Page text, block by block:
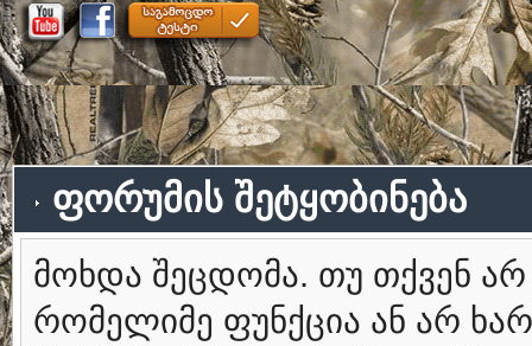
ფორუმის შეტყობინება
მოხდა შეცდომა. თუ თქვენ
რომელიმე ფუნქცია ან არ